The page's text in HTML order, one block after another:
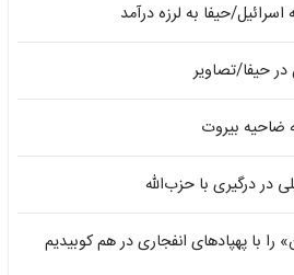
حیفا به لرزه درآمد
بیروت
در درگیری با حزب‌الله
را با پهپادهای انفجاری در هم کوبیدیم